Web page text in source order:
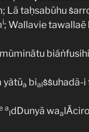
Lā taḥsabūhu
i; Wallavie tawallaë
yàtūa bialṡṡuhadã-i
a
ldDunyā waa